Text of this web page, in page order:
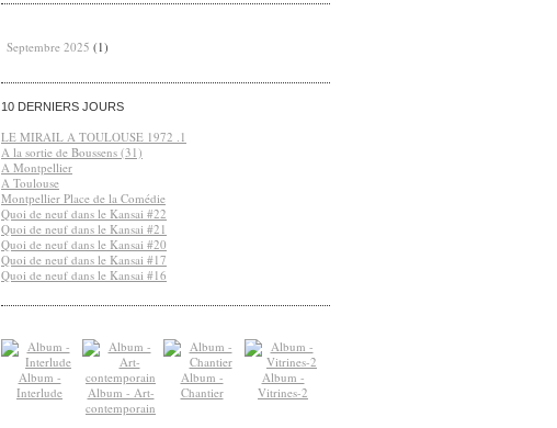
Septembre 2025 (1)
10 DERNIERS JOURS
LE MIRAIL A TOULOUSE 1972 .1
A la sortie de Boussens (31)
A Montpellier
A Toulouse
Montpellier Place de la Comédie
Quoi de neuf dans le Kansai #22
Quoi de neuf dans le Kansai #21
Quoi de neuf dans le Kansai #20
Quoi de neuf dans le Kansai #17
Quoi de neuf dans le Kansai #16
Album -
Interlude
Album - Art-
contemporain
Album -
Chantier
Album -
Vitrines-2